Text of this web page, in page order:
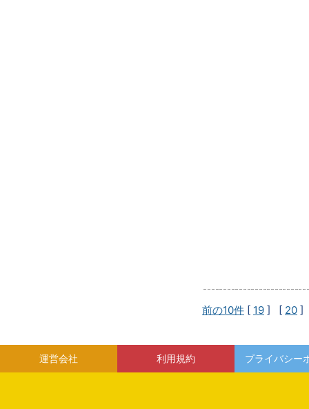
前の10件 [ 19 ] [ 20 ]
運営会社 利用規約 プライバシー